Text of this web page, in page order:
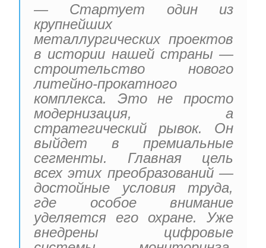
— Стартует один из
крупнейших
металлургических проектов
в истории нашей страны —
строительство нового
литейно-прокатного
комплекса. Это не просто
модернизация, а
стратегический рывок. Он
выйдет в премиальные
сегменты. Главная цель
всех этих преобразований —
достойные условия труда,
где особое внимание
уделяется его охране. Уже
внедрены цифровые